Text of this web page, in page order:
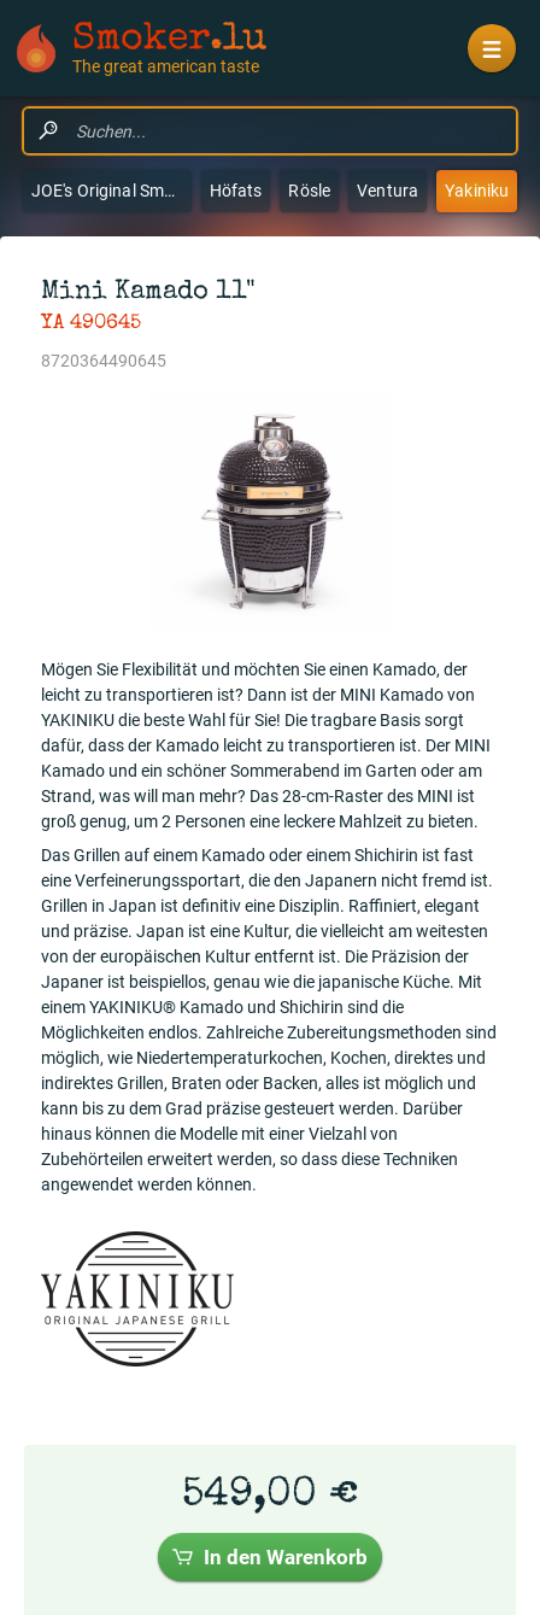
Smoker.lu
The great american taste
JOE's Original Smokers & Grills Höfats Rösle Ventura Yakiniku
Mini Kamado 11"
YA 490645
8720364490645
Mögen Sie Flexibilität und möchten Sie einen Kamado, der
leicht zu transportieren ist? Dann ist der MINI Kamado von
YAKINIKU die beste Wahl für Sie! Die tragbare Basis sorgt
dafür, dass der Kamado leicht zu transportieren ist. Der MINI
Kamado und ein schöner Sommerabend im Garten oder am
Strand, was will man mehr? Das 28-cm-Raster des MINI ist
groß genug, um 2 Personen eine leckere Mahlzeit zu bieten.
Das Grillen auf einem Kamado oder einem Shichirin ist fast
eine Verfeinerungssportart, die den Japanern nicht fremd ist.
Grillen in Japan ist definitiv eine Disziplin. Raffiniert, elegant
und präzise. Japan ist eine Kultur, die vielleicht am weitesten
von der europäischen Kultur entfernt ist. Die Präzision der
Japaner ist beispiellos, genau wie die japanische Küche. Mit
einem YAKINIKU® Kamado und Shichirin sind die
Möglichkeiten endlos. Zahlreiche Zubereitungsmethoden sind
möglich, wie Niedertemperaturkochen, Kochen, direktes und
indirektes Grillen, Braten oder Backen, alles ist möglich und
kann bis zu dem Grad präzise gesteuert werden. Darüber
hinaus können die Modelle mit einer Vielzahl von
Zubehörteilen erweitert werden, so dass diese Techniken
angewendet werden können.
549,00 €
In den Warenkorb